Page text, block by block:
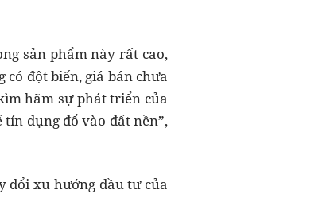
sản phẩm này rất cao,
đột biến, giá bán chưa
hãm sự phát triển của
dụng đổ vào đất nền”,
đổi xu hướng đầu tư của